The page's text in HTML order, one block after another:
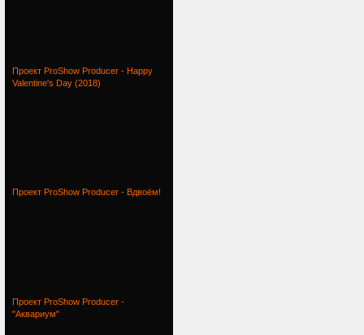
Проект ProShow Producer - Happy
Valentine's Day (2018)
Проект ProShow Producer - Вдвоём!
Проект ProShow Producer -
"Аквариум"